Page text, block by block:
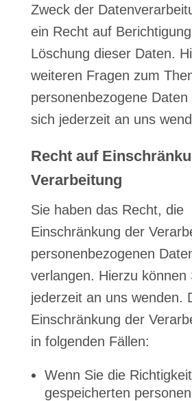
Zweck der
ein Recht auf
Löschung dieser Daten.
weiteren Fragen zum
personenbezogene
sich jederzeit an uns
Recht auf
Verarbeitung
Sie haben das Recht, die
Einschränkung der
personenbezogenen
verlangen. Hierzu können
jederzeit an uns wenden.
Einschränkung der
in folgenden Fällen:
Wenn Sie die
gespeicherten